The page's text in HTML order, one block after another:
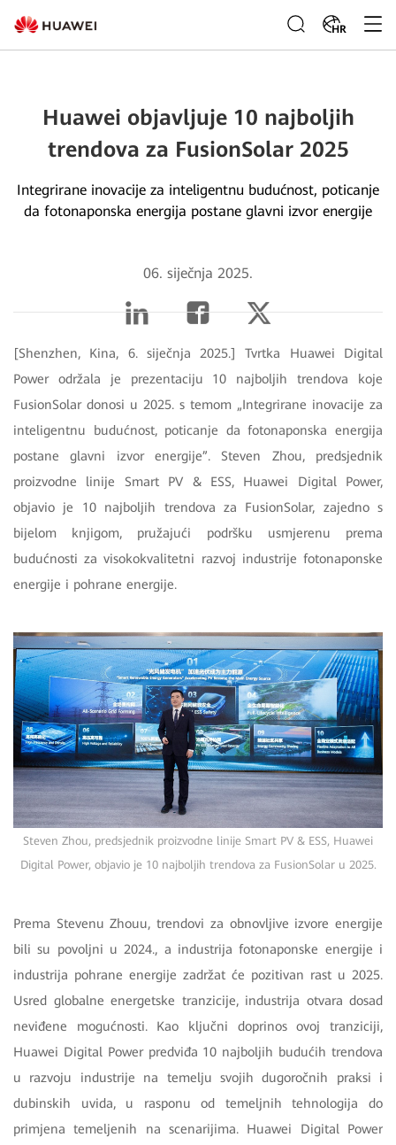
HR
Huawei objavljuje 10 najboljih
trendova za FusionSolar 2025
Integrirane inovacije za inteligentnu budućnost, poticanje
da fotonaponska energija postane glavni izvor energije
06. siječnja 2025.
[Shenzhen, Kina, 6. siječnja 2025.] Tvrtka Huawei Digital
Power održala je prezentaciju 10 najboljih trendova koje
FusionSolar donosi u 2025. s temom „Integrirane inovacije za
inteligentnu budućnost, poticanje da fotonaponska energija
postane glavni izvor energije”. Steven Zhou, predsjednik
proizvodne linije Smart PV & ESS, Huawei Digital Power,
objavio je 10 najboljih trendova za FusionSolar, zajedno s
bijelom knjigom, pružajući podršku usmjerenu prema
budućnosti za visokokvalitetni razvoj industrije fotonaponske
energije i pohrane energije.
Steven Zhou, predsjednik proizvodne linije Smart PV & ESS, Huawei
Digital Power, objavio je 10 najboljih trendova za FusionSolar u 2025.
Prema Stevenu Zhouu, trendovi za obnovljive izvore energije
bili su povoljni u 2024., a industrija fotonaponske energije i
industrija pohrane energije zadržat će pozitivan rast u 2025.
Usred globalne energetske tranzicije, industrija otvara dosad
neviđene mogućnosti. Kao ključni doprinos ovoj tranziciji,
Huawei Digital Power predviđa 10 najboljih budućih trendova
u razvoju industrije na temelju svojih dugoročnih praksi i
dubinskih uvida, u rasponu od temeljnih tehnologija do
primjena temeljenih na scenarijima. Huawei Digital Power